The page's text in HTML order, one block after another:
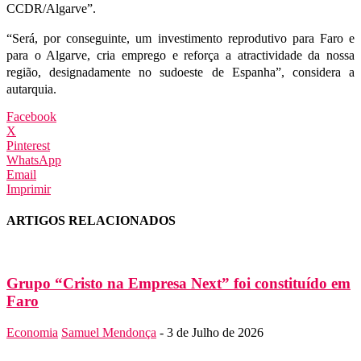
CCDR/Algarve”.
“Será, por conseguinte, um investimento reprodutivo para Faro e
para o Algarve, cria emprego e reforça a atractividade da nossa
região, designadamente no sudoeste de Espanha”, considera a
autarquia.
Facebook
X
Pinterest
WhatsApp
Email
Imprimir
ARTIGOS RELACIONADOS
Grupo “Cristo na Empresa Next” foi constituído em
Faro
Economia Samuel Mendonça - 3 de Julho de 2026